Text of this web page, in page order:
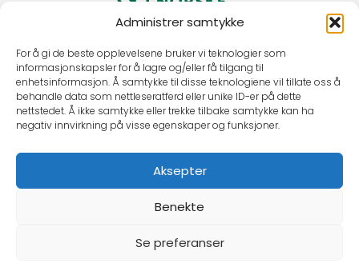
Administrer samtykke
For å gi de beste opplevelsene bruker vi teknologier som
informasjonskapsler for å lagre og/eller få tilgang til
enhetsinformasjon. Å samtykke til disse teknologiene vil tillate oss å
behandle data som nettleseratferd eller unike ID-er på dette
nettstedet. Å ikke samtykke eller trekke tilbake samtykke kan ha
negativ innvirkning på visse egenskaper og funksjoner.
Aksepter
Benekte
Se preferanser